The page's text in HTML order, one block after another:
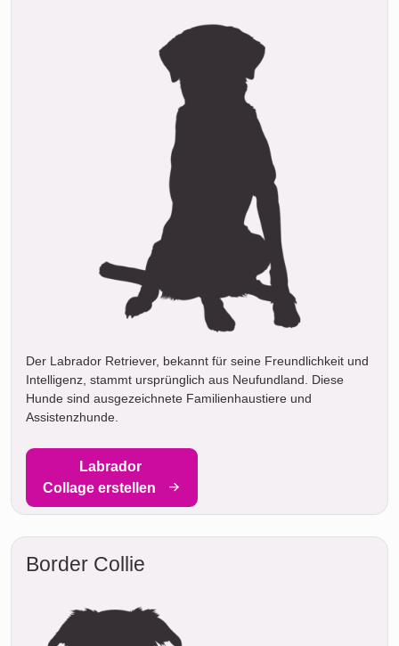
Der Labrador Retriever, bekannt für seine Freundlichkeit und
Intelligenz, stammt ursprünglich aus Neufundland. Diese
Hunde sind ausgezeichnete Familienhaustiere und
Assistenzhunde.
Labrador
Collage erstellen
Border Collie